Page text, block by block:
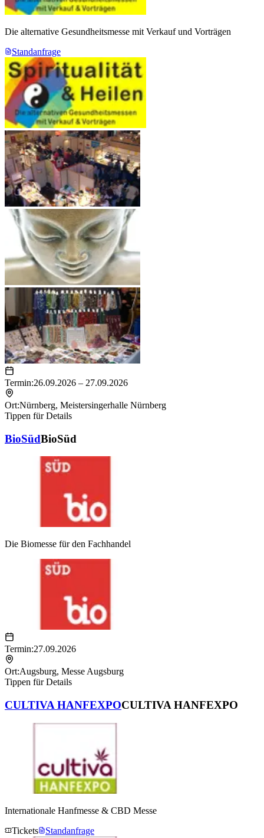
Die alternative Gesundheitsmesse mit Verkauf und Vorträgen
Standanfrage
Termin:26.09.2026 – 27.09.2026
Ort:Nürnberg, Meistersingerhalle Nürnberg
Tippen für Details
BioSüdBioSüd
Die Biomesse für den Fachhandel
Termin:27.09.2026
Ort:Augsburg, Messe Augsburg
Tippen für Details
CULTIVA HANFEXPOCULTIVA HANFEXPO
Internationale Hanfmesse & CBD Messe
Tickets
Standanfrage